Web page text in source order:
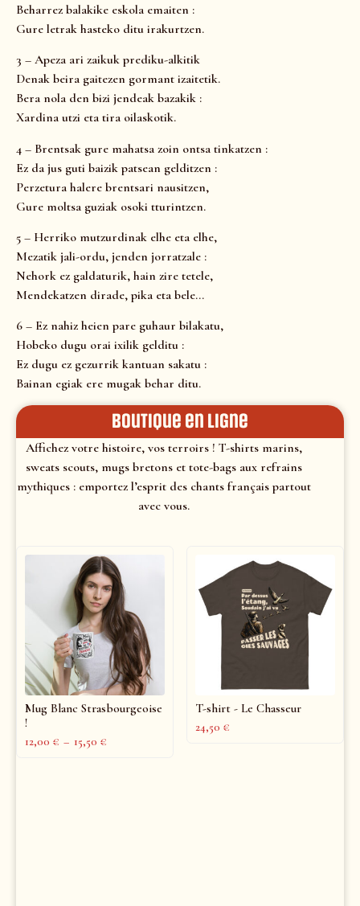
Beharrez balakike eskola emaiten :
Gure letrak hasteko ditu irakurtzen.
3 – Apeza ari zaikuk prediku-alkitik
Denak beira gaitezen gormant izaitetik.
Bera nola den bizi jendeak bazakik :
Xardina utzi eta tira oilaskotik.
4 – Brentsak gure mahatsa zoin ontsa tinkatzen :
Ez da jus guti baizik patsean gelditzen :
Perzetura halere brentsari nausitzen,
Gure moltsa guziak osoki tturintzen.
5 – Herriko mutzurdinak elhe eta elhe,
Mezatik jali-ordu, jenden jorratzale :
Nehork ez galdaturik, hain zire tetele,
Mendekatzen dirade, pika eta bele…
6 – Ez nahiz heien pare guhaur bilakatu,
Hobeko dugu orai ixilik gelditu :
Ez dugu ez gezurrik kantuan sakatu :
Bainan egiak ere mugak behar ditu.
Boutique en ligne
Affichez votre histoire, vos terroirs ! T-shirts marins,
sweats scouts, mugs bretons et tote-bags aux refrains
mythiques : emportez l’esprit des chants français partout
avec vous.
Mug Blanc Strasbourgeoise
!
12,00 € – 15,50 €
T-shirt - Le Chasseur
24,50 €